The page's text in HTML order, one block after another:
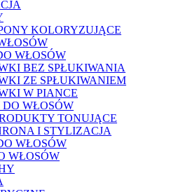
KOLORYZUJĄCE
WŁOSÓW
BEZ SPŁUKIWANIA
ZE SPŁUKIWANIEM
W PIANCE
WŁOSÓW
TONUJĄCE
I STYLIZACJA
WŁOSÓW
WŁOSÓW